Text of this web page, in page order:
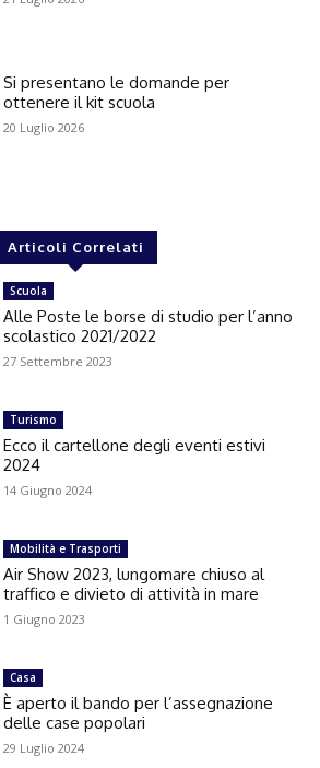
Si presentano le domande per
ottenere il kit scuola
20 Luglio 2026
Articoli Correlati
Scuola
Alle Poste le borse di studio per l’anno
scolastico 2021/2022
27 Settembre 2023
Turismo
Ecco il cartellone degli eventi estivi
2024
14 Giugno 2024
Mobilità e Trasporti
Air Show 2023, lungomare chiuso al
traffico e divieto di attività in mare
1 Giugno 2023
Casa
È aperto il bando per l’assegnazione
delle case popolari
29 Luglio 2024